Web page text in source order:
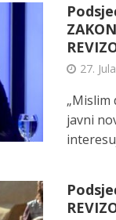
27.
„Mislim
javni